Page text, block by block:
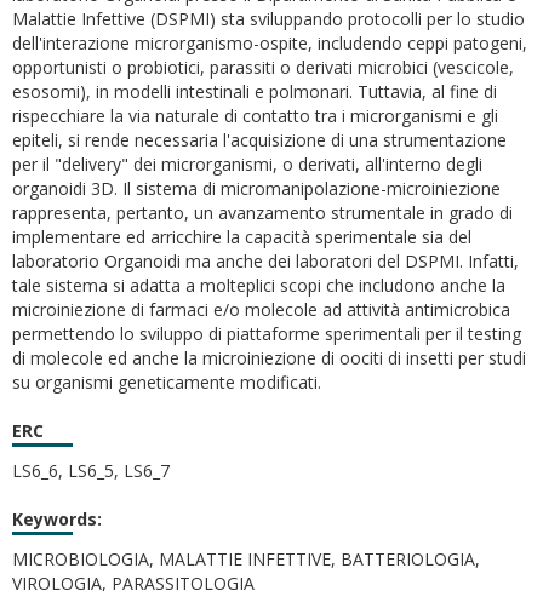
Malattie Infettive (DSPMI) sta sviluppando protocolli per lo studio
dell'interazione microrganismo-ospite, includendo ceppi patogeni,
opportunisti o probiotici, parassiti o derivati microbici (vescicole,
esosomi), in modelli intestinali e polmonari. Tuttavia, al fine di
rispecchiare la via naturale di contatto tra i microrganismi e gli
epiteli, si rende necessaria l'acquisizione di una strumentazione
per il "delivery" dei microrganismi, o derivati, all'interno degli
organoidi 3D. Il sistema di micromanipolazione-microiniezione
rappresenta, pertanto, un avanzamento strumentale in grado di
implementare ed arricchire la capacità sperimentale sia del
laboratorio Organoidi ma anche dei laboratori del DSPMI. Infatti,
tale sistema si adatta a molteplici scopi che includono anche la
microiniezione di farmaci e/o molecole ad attività antimicrobica
permettendo lo sviluppo di piattaforme sperimentali per il testing
di molecole ed anche la microiniezione di oociti di insetti per studi
su organismi geneticamente modificati.
ERC
LS6_6, LS6_5, LS6_7
Keywords:
MICROBIOLOGIA, MALATTIE INFETTIVE, BATTERIOLOGIA,
VIROLOGIA, PARASSITOLOGIA